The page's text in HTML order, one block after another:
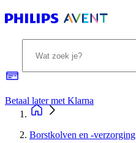
Betaal later met Klarna
Borstkolven en -verzorging